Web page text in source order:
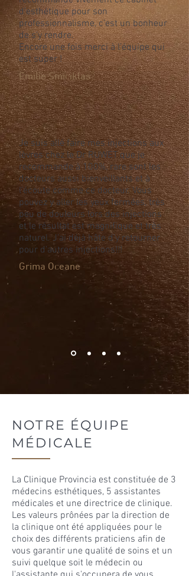
d’esthétique pour son
professionnalisme, c’est un bonheur
de s’y rendre.
Encore une fois merci à l’équipe qui
est super !
Emilie Smiciklas
Je suis allé faire mes injections aux
lèvres chez le Dr RUWET que je
recommande à 100%, rare sont les
docteurs aussi bienveillants et à
l’écoute comme ce docteur. Vous
pouvez y aller les yeux fermées, très
peu de douleurs lors des injections
et le résultat est magnifique et très
naturel. J’ai déjà hâte d’y retourner
pour d’autres injections!!!
Grima Oceane
NOTRE ÉQUIPE
MÉDICALE
La Clinique Provincia est constituée de 3
médecins esthétiques, 5 assistantes
médicales et une directrice de clinique.
Les valeurs prônées par la direction de
la clinique ont été appliquées pour le
choix des différents praticiens afin de
vous garantir une qualité de soins et un
suivi quelque soit le médecin ou